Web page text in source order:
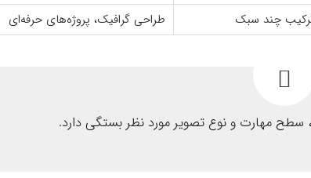
چند سبک طراحی گرافیک، پروژه‌های حرفه‌ای
سطح مهارت و نوع تصویر مورد نظر بستگی دارد.